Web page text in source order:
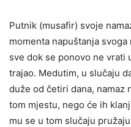
Putnik (musafir) svoje
momenta napuštanja
sve dok se ponovo ne vrati
trajao. Medutim, u slučaju
duže od četiri dana, namaz
tom mjestu, nego će ih
mu se u tom slučaju